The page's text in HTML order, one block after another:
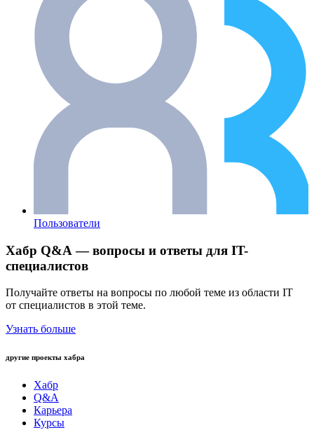
Пользователи
Хабр Q&A — вопросы и ответы для IT-
специалистов
Получайте ответы на вопросы по любой теме из области IT
от специалистов в этой теме.
Узнать больше
другие проекты хабра
Хабр
Q&A
Карьера
Курсы